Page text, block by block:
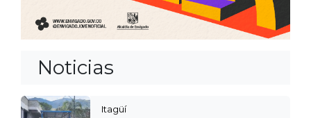
Noticias
Itagüí